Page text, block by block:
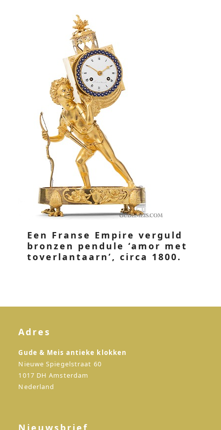
Een Franse Empire verguld
bronzen pendule ‘amor met
toverlantaarn’, circa 1800.
Adres
Gude & Meis antieke klokken
Nieuwe Spiegelstraat 60
1017 DH Amsterdam
Nederland